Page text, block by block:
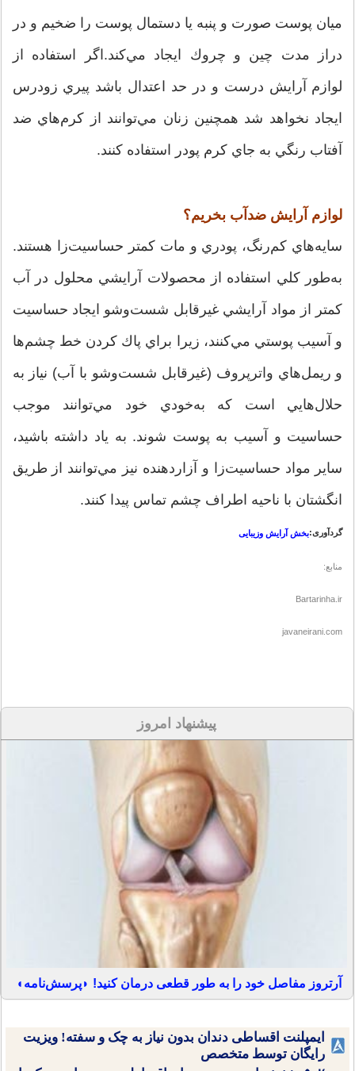
ميان پوست صورت و پنبه يا دستمال پوست را ضخيم و در
دراز مدت چين و چروك ايجاد مي‌كند.اگر استفاده از
لوازم آرايش درست و در حد اعتدال باشد پيري زودرس
ايجاد نخواهد شد همچنين زنان مي‌توانند از كرم‌هاي ضد
آفتاب رنگي به جاي كرم پودر استفاده كنند.
لوازم آرايش ضد‌آب بخريم؟
سايه‌هاي كم‌رنگ، پودري و مات كمتر حساسيت‌زا هستند.
به‌طور كلي استفاده از محصولات آرايشي محلول در آب
كمتر از مواد آرايشي غيرقابل شست‌وشو ايجاد حساسيت
و آسيب پوستي مي‌كنند، زيرا براي پاك كردن خط چشم‌ها
و ريمل‌هاي واترپروف (غيرقابل شست‌وشو با آب) نياز به
حلال‌هايي است كه به‌خودي خود مي‌توانند موجب
حساسيت و آسيب به پوست شوند. به ياد داشته باشيد،
ساير مواد حساسيت‌زا و آزاردهنده نيز مي‌توانند از طريق
انگشتان با ناحيه اطراف چشم تماس پيدا كنند.
گردآوری:بخش آرایش وزیبایی
منابع:
Bartarinha.ir
javaneirani.com
پیشنهاد امروز
آرتروز مفاصل خود را به طور قطعی درمان کنید! ◗پرسش‌نامه◖
ایمپلنت اقساطی دندان بدون نیاز به چک و سفته! ویزیت
رایگان توسط متخصص